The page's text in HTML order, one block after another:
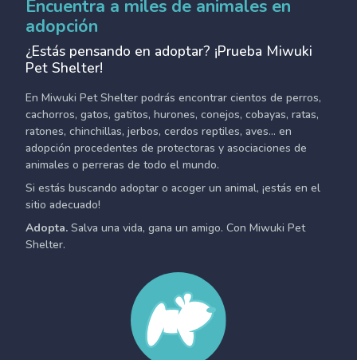
Encuentra a miles de animales en
adopción
¿Estás pensando en adoptar? ¡Prueba Miwuki
Pet Shelter!
En Miwuki Pet Shelter podrás encontrar cientos de perros,
cachorros, gatos, gatitos, hurones, conejos, cobayas, ratas,
ratones, chinchillas, jerbos, cerdos reptiles, aves... en
adopción procedentes de protectoras y asociaciones de
animales o perreras de todo el mundo.
Si estás buscando adoptar o acoger un animal, ¡estás en el
sitio adecuado!
Adopta. Salva una vida, gana un amigo. Con Miwuki Pet
Shelter.